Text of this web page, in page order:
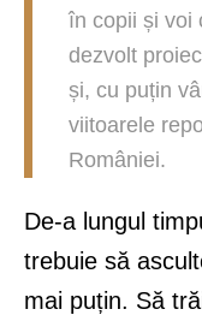
în copii și voi
dezvolt
și, cu puțin
viitoarele
României.
De-a lungul
trebuie să
mai puțin. Să